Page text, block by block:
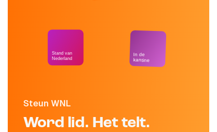
Steun WNL
Word lid. Het telt.
Stand van
Nederland
In de
kantine